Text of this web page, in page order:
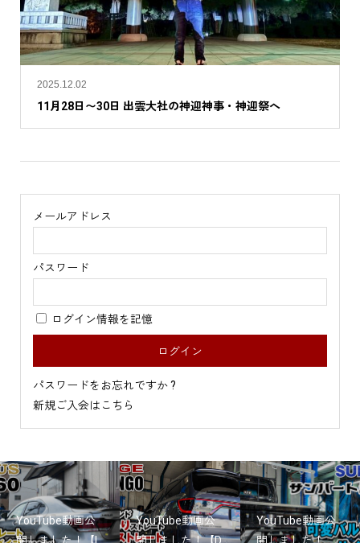
2025.12.02
11月28日〜30日 出雲大社の神迎神事・神迎祭へ
メールアドレス
パスワード
ログイン情報を記憶
パスワードをお忘れですか ?
新規ご入会はこちら
YouTube動画公
YouTube動画公
YouTube動画公